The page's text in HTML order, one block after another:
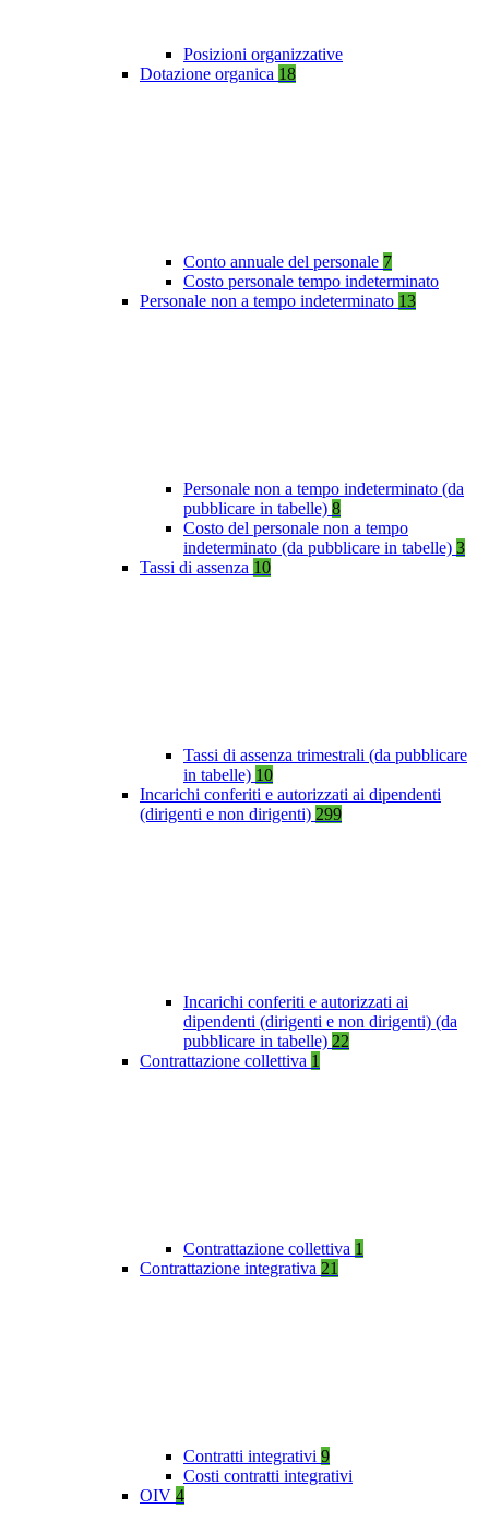
Posizioni organizzative
Dotazione organica 18
Conto annuale del personale 7
Costo personale tempo indeterminato
Personale non a tempo indeterminato 13
Personale non a tempo indeterminato (da
pubblicare in tabelle) 8
Costo del personale non a tempo
indeterminato (da pubblicare in tabelle) 3
Tassi di assenza 10
Tassi di assenza trimestrali (da pubblicare
in tabelle) 10
Incarichi conferiti e autorizzati ai dipendenti
(dirigenti e non dirigenti) 299
Incarichi conferiti e autorizzati ai
dipendenti (dirigenti e non dirigenti) (da
pubblicare in tabelle) 22
Contrattazione collettiva 1
Contrattazione collettiva 1
Contrattazione integrativa 21
Contratti integrativi 9
Costi contratti integrativi
OIV 4